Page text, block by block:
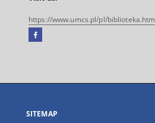
https://www.umcs.pl/pl/biblioteka.htm
Facebook
open
new
SITEMAP